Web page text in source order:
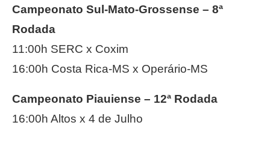
Campeonato Sul-Mato-Grossense – 8ª
Rodada
11:00h SERC x Coxim
16:00h Costa Rica-MS x Operário-MS
Campeonato Piauiense – 12ª Rodada
16:00h Altos x 4 de Julho